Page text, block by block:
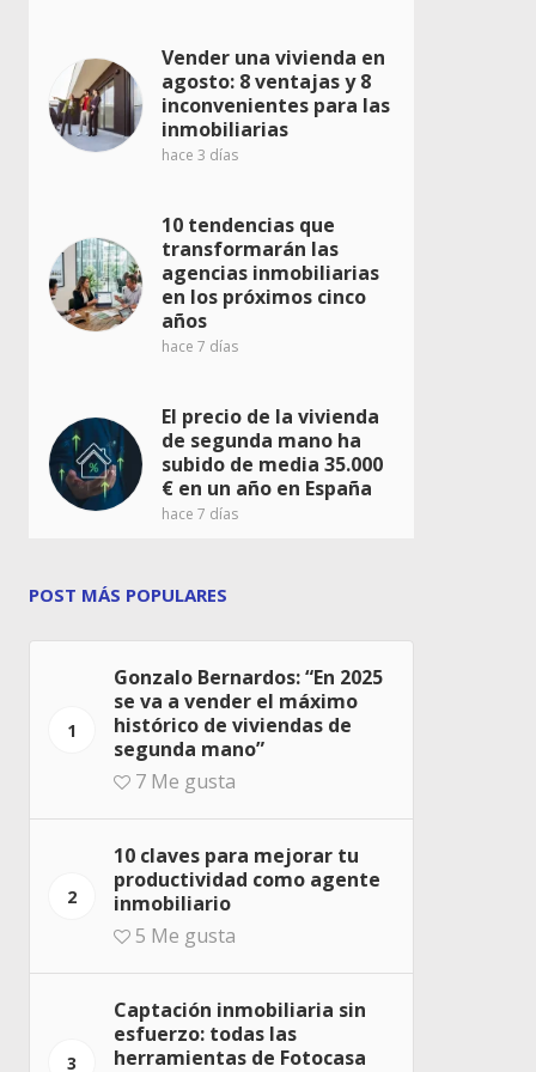
Vender una vivienda en
agosto: 8 ventajas y 8
inconvenientes para las
inmobiliarias
hace 3 días
10 tendencias que
transformarán las
agencias inmobiliarias
en los próximos cinco
años
hace 7 días
El precio de la vivienda
de segunda mano ha
subido de media 35.000
€ en un año en España
hace 7 días
POST MÁS POPULARES
1
Gonzalo Bernardos: “En 2025
se va a vender el máximo
histórico de viviendas de
segunda mano”
7 Me gusta
2
10 claves para mejorar tu
productividad como agente
inmobiliario
5 Me gusta
3
Captación inmobiliaria sin
esfuerzo: todas las
herramientas de Fotocasa